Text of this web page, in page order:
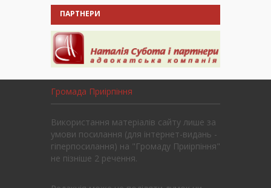
ПАРТНЕРИ
Громада Приірпіння
Використання матеріалів сайту лише за
умови посилання (для інтернет-видань -
гіперпосилання) на "Громаду Приірпіння"
не пізніше 2 речення.